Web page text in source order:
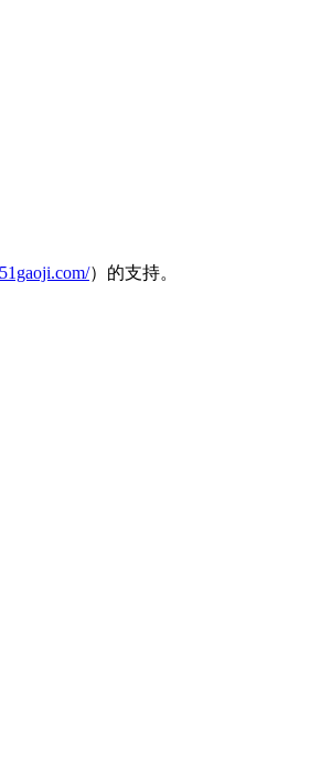
）的支持。